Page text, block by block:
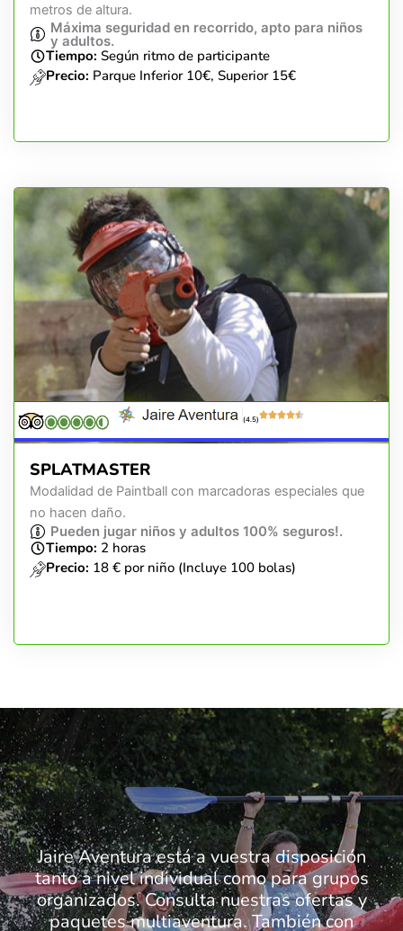
metros de altura.
Máxima seguridad en recorrido, apto para niños
y adultos.
Tiempo: Según ritmo de participante
Precio: Parque Inferior 10€, Superior 15€
(4.5)
SPLATMASTER
Modalidad de Paintball con marcadoras especiales que
no hacen daño.
Pueden jugar niños y adultos 100% seguros!.
Tiempo: 2 horas
Precio: 18 € por niño (Incluye 100 bolas)
Jaire Aventura está a vuestra disposición
tanto a nivel individual como para grupos
organizados. Consulta nuestras ofertas y
paquetes multiaventura. También con